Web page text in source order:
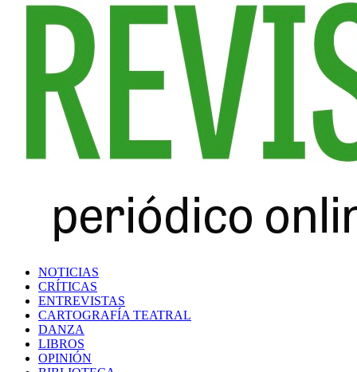
NOTICIAS
CRÍTICAS
ENTREVISTAS
CARTOGRAFÍA TEATRAL
DANZA
LIBROS
OPINIÓN